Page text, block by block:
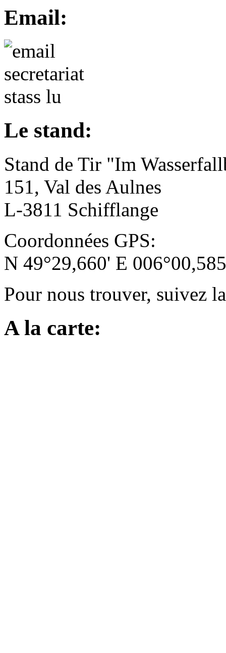
Email:
Le stand:
Stand de Tir "Im
151, Val des Aulnes
L-3811 Schifflange
Coordonnées GPS:
N 49°29,660' E
Pour nous trouver, suivez
A la carte: